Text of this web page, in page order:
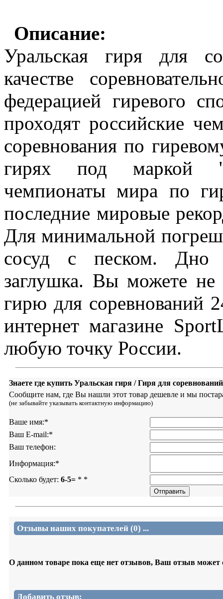
Описание:
Уральская гиря для
качестве соревноват
федерацией гиревого
проходят российские
соревнования по
гирях под маркой
чемпионаты мира по
последние мировые
Для минимальной
сосуд с песком. Дно
заглушка. Вы можете не
гирю для соревнований
интернет магазине
любую точку России.
Знаете где купить Уральская гиря / Гиря для
Сообщите нам, где Вы нашли этот товар дешевле и мы
(не забывайте указывать контактную информацию)
Ваше имя:*
Ваш E-mail:*
Ваш телефон:
Информация:*
Сколько будет: 6-5= * *
Отзывы наших покупателей (0) ...
О данном товаре пока еще нет отзывов, Ваш отзыв может
Добавить отзыв: